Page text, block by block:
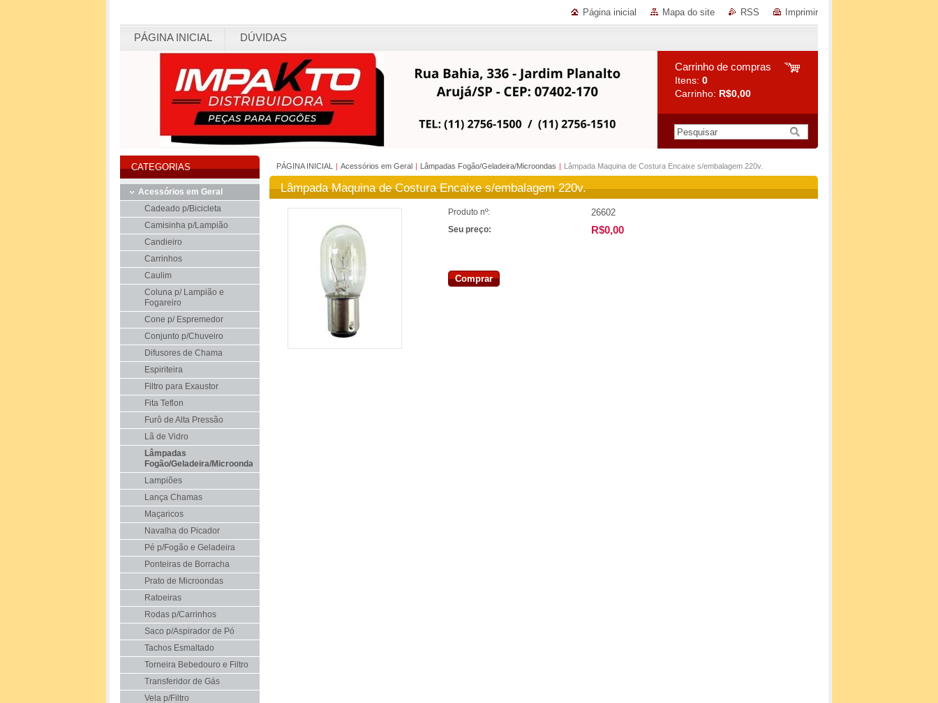
Página inicial Mapa do site RSS Imprimir
PÁGINA INICIAL DÚVIDAS
Carrinho de compras
Itens: 0
Carrinho: R$0,00
PÁGINA INICIAL | Acessórios em Geral | Lâmpadas Fogão/Geladeira/Microondas | Lâmpada Maquina de Costura Encaixe s/embalagem 220v.
Lâmpada Maquina de Costura Encaixe s/embalagem 220v.
Produto nº: 26602
Seu preço: R$0,00
Comprar
CATEGORIAS
Acessórios em Geral
Cadeado p/Bicicleta
Camisinha p/Lampião
Candieiro
Carrinhos
Caulim
Coluna p/ Lampião e
Fogareiro
Cone p/ Espremedor
Conjunto p/Chuveiro
Difusores de Chama
Espiriteira
Filtro para Exaustor
Fita Teflon
Furô de Alta Pressão
Lã de Vidro
Lâmpadas
Fogão/Geladeira/Microondas
Lampiões
Lança Chamas
Maçaricos
Navalha do Picador
Pé p/Fogão e Geladeira
Ponteiras de Borracha
Prato de Microondas
Ratoeiras
Rodas p/Carrinhos
Saco p/Aspirador de Pó
Tachos Esmaltado
Torneira Bebedouro e Filtro
Transferidor de Gás
Vela p/Filtro